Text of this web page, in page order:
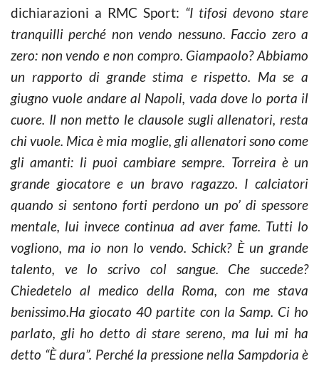
dichiarazioni a RMC Sport: “I tifosi devono stare
tranquilli perché non vendo nessuno. Faccio zero a
zero: non vendo e non compro. Giampaolo? Abbiamo
un rapporto di grande stima e rispetto. Ma se a
giugno vuole andare al Napoli, vada dove lo porta il
cuore. Il non metto le clausole sugli allenatori, resta
chi vuole. Mica è mia moglie, gli allenatori sono come
gli amanti: li puoi cambiare sempre. Torreira è un
grande giocatore e un bravo ragazzo. I calciatori
quando si sentono forti perdono un po’ di spessore
mentale, lui invece continua ad aver fame. Tutti lo
vogliono, ma io non lo vendo. Schick? È un grande
talento, ve lo scrivo col sangue. Che succede?
Chiedetelo al medico della Roma, con me stava
benissimo.Ha giocato 40 partite con la Samp. Ci ho
parlato, gli ho detto di stare sereno, ma lui mi ha
detto “È dura”. Perché la pressione nella Sampdoria è